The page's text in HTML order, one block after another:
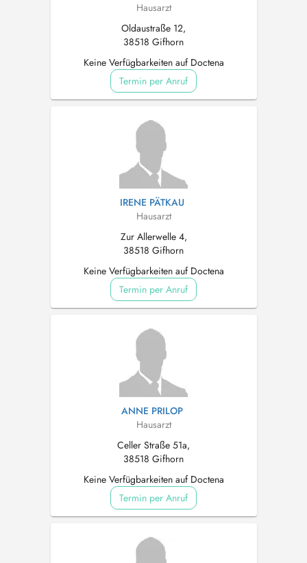
Hausarzt
Oldaustraße 12,
38518 Gifhorn
Keine Verfügbarkeiten auf Doctena
Termin per Anruf
IRENE PÄTKAU
Hausarzt
Zur Allerwelle 4,
38518 Gifhorn
Keine Verfügbarkeiten auf Doctena
Termin per Anruf
ANNE PRILOP
Hausarzt
Celler Straße 51a,
38518 Gifhorn
Keine Verfügbarkeiten auf Doctena
Termin per Anruf